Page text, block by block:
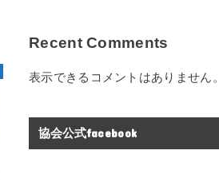
Recent Comments
表示できるコメントはありません。
協会公式facebook